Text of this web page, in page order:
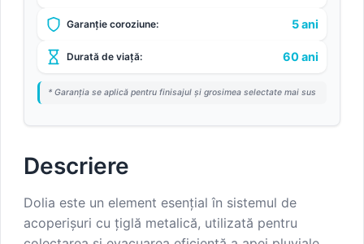
Garanție coroziune: 5 ani
Durată de viață: 60 ani
* Garanția se aplică pentru finisajul și grosimea selectate mai sus
Descriere
Dolia este un element esențial în sistemul de
acoperișuri cu țiglă metalică, utilizată pentru